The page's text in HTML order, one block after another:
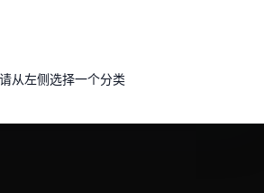
请从左侧选择一个分类